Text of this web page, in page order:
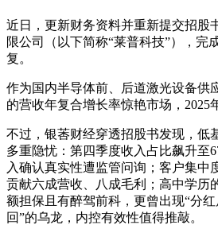
近日，更新财务资料并重新提交招股
限公司（以下简称“莱普科技”），完
复。
作为国内半导体前、后道激光设备供
的营收年复合增长率惊艳市场，2025
不过，银莕财经穿透招股书发现，低
多重隐忧：第四季度收入占比飙升至
入确认真实性遭监管问询；客户集中
贡献六成营收、八成毛利；高中学历
额担保且有醉驾前科，更曾出现“分
回”的乌龙，内控有效性值得推敲。